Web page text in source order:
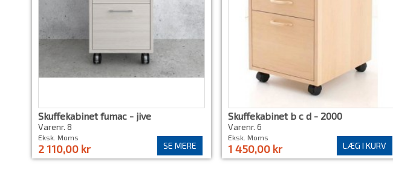
Skuffekabinet fumac - jive
Varenr. 8
Eksk. Moms
2 110,00 kr SE MERE
Skuffekabinet b c d - 2000
Varenr. 6
Eksk. Moms
1 450,00 kr LÆG I KURV